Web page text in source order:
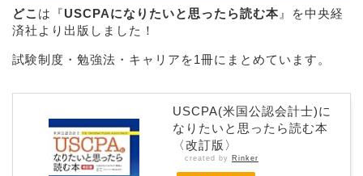
どこ は『USCPAになりたいと思ったら読む本 』を中央経
済社より出版しました！
試験制度・勉強法・キャリアを1冊にまとめています。
USCPA(米国公認会計士)に
なりたいと思ったら読む本
〈改訂版〉
created by Rinker